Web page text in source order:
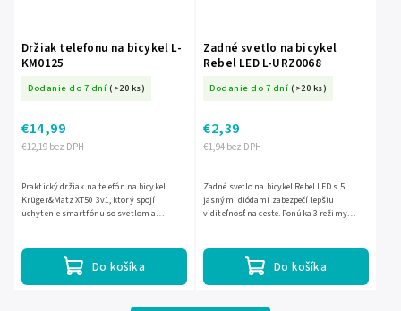
Držiak telefonu na bicykel L-
KM0125
Dodanie do 7 dní (>20 ks)
€12,19 bez DPH
€14,99
Do košíka
Praktický držiak na telefón na bicykel
Krüger&Matz XT50 3v1, ktorý spojí
uchytenie smartfónu so svetlom a
Zadné svetlo na bicykel
Rebel LED L-URZ0068
Dodanie do 7 dní (>20 ks)
€1,94 bez DPH
€2,39
Do košíka
Zadné svetlo na bicykel Rebel LED s 5
jasnými diódami zabezpečí lepšiu
viditeľnosť na ceste. Ponúka 3 režimy